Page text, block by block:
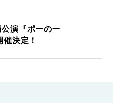
演『ポーの一
決定！